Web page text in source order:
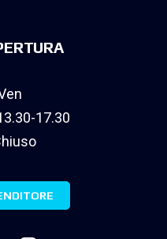
17.30